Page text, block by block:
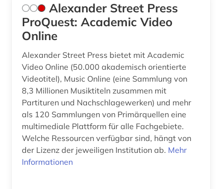
europa (6)
europäische kommission (1)
europäische kultur (1)
expressionismus (3)
fabulae (1)
Alexander Street Press
ProQuest: Academic Video
Online
Alexander Street Press bietet mit Academic
Video Online (50.000 akademisch orientierte
Videotitel), Music Online (eine Sammlung von
8,3 Millionen Musiktiteln zusammen mit
Partituren und Nachschlagewerken) und mehr
als 120 Sammlungen von Primärquellen eine
multimediale Plattform für alle Fachgebiete.
Welche Ressourcen verfügbar sind, hängt von
der Lizenz der jeweiligen Institution ab. Mehr
Informationen